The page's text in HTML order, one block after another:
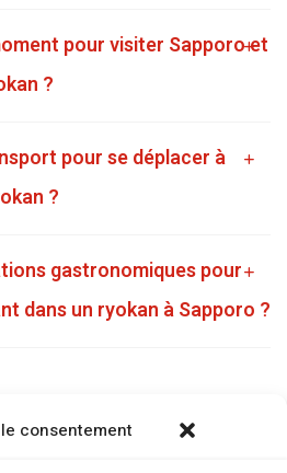
consentement
pour visiter Sapporo et
?
pour se déplacer à
?
gastronomiques pour
dans un ryokan à Sapporo ?